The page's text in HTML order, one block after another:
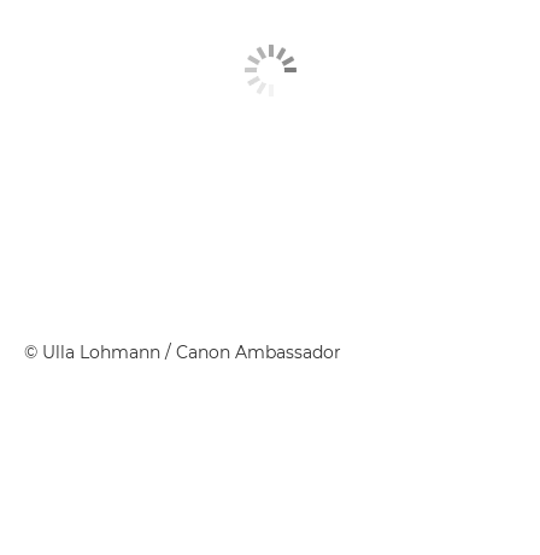
© Ulla Lohmann / Canon Ambassador